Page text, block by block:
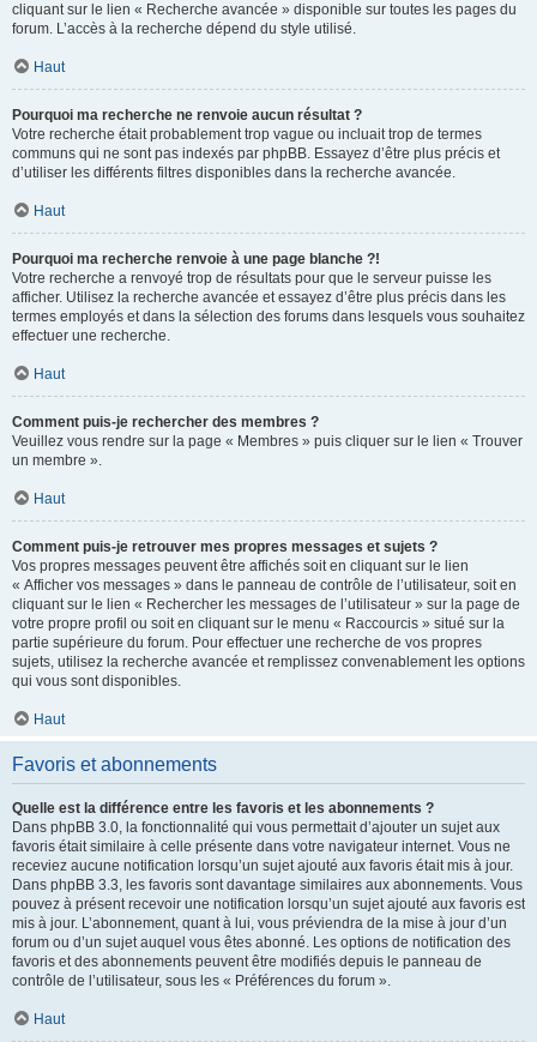
cliquant sur le lien « Recherche avancée » disponible sur toutes les pages du
forum. L’accès à la recherche dépend du style utilisé.
Haut
Pourquoi ma recherche ne renvoie aucun résultat ?
Votre recherche était probablement trop vague ou incluait trop de termes
communs qui ne sont pas indexés par phpBB. Essayez d’être plus précis et
d’utiliser les différents filtres disponibles dans la recherche avancée.
Haut
Pourquoi ma recherche renvoie à une page blanche ?!
Votre recherche a renvoyé trop de résultats pour que le serveur puisse les
afficher. Utilisez la recherche avancée et essayez d’être plus précis dans les
termes employés et dans la sélection des forums dans lesquels vous souhaitez
effectuer une recherche.
Haut
Comment puis-je rechercher des membres ?
Veuillez vous rendre sur la page « Membres » puis cliquer sur le lien « Trouver
un membre ».
Haut
Comment puis-je retrouver mes propres messages et sujets ?
Vos propres messages peuvent être affichés soit en cliquant sur le lien
« Afficher vos messages » dans le panneau de contrôle de l’utilisateur, soit en
cliquant sur le lien « Rechercher les messages de l’utilisateur » sur la page de
votre propre profil ou soit en cliquant sur le menu « Raccourcis » situé sur la
partie supérieure du forum. Pour effectuer une recherche de vos propres
sujets, utilisez la recherche avancée et remplissez convenablement les options
qui vous sont disponibles.
Haut
Favoris et abonnements
Quelle est la différence entre les favoris et les abonnements ?
Dans phpBB 3.0, la fonctionnalité qui vous permettait d’ajouter un sujet aux
favoris était similaire à celle présente dans votre navigateur internet. Vous ne
receviez aucune notification lorsqu’un sujet ajouté aux favoris était mis à jour.
Dans phpBB 3.3, les favoris sont davantage similaires aux abonnements. Vous
pouvez à présent recevoir une notification lorsqu’un sujet ajouté aux favoris est
mis à jour. L’abonnement, quant à lui, vous préviendra de la mise à jour d’un
forum ou d’un sujet auquel vous êtes abonné. Les options de notification des
favoris et des abonnements peuvent être modifiés depuis le panneau de
contrôle de l’utilisateur, sous les « Préférences du forum ».
Haut